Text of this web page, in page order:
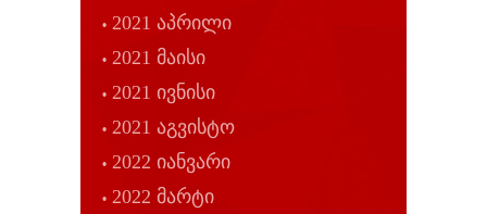
2021 აპრილი
2021 მაისი
2021 ივნისი
2021 აგვისტო
2022 იანვარი
2022 მარტი